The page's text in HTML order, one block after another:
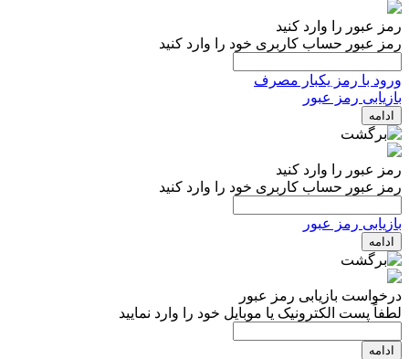
رمز عبور را وارد کنید
رمز عبور حساب کاربری خود را وارد کنید
ورود با رمز یکبار مصرف
بازیابی رمز عبور
ادامه
رمز عبور را وارد کنید
رمز عبور حساب کاربری خود را وارد کنید
بازیابی رمز عبور
ادامه
درخواست بازیابی رمز عبور
لطفاً پست الکترونیک یا موبایل خود را وارد نمایید
ادامه